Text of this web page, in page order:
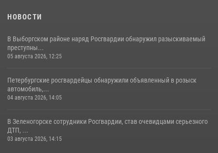
НОВОСТИ
В Выборгском районе наряд Росгвардии обнаружил разыскиваемый
преступны...
05 августа 2026, 12:25
Петербургские росгвардейцы обнаружили объявленный в розыск
автомобиль,...
04 августа 2026, 14:05
В Зеленогорске сотрудники Росгвардии, став очевидцами серьезного
ДТП, ...
03 августа 2026, 14:15